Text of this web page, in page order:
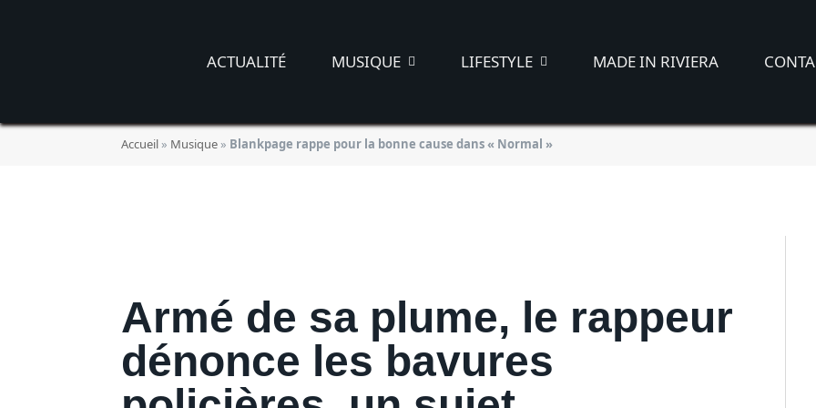
ACTUALITÉ MUSIQUE LIFESTYLE MADE IN RIVIERA
Accueil» Musique» Blankpage rappe pour la bonne cause dans « Normal »
Blankpage rappe pour la bonne cause
JADE MORGANE BLOGGER
Armé de sa plume, le rappeur
dénonce les bavures